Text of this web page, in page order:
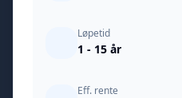
Løpetid
1 - 15 år
Eff. rente